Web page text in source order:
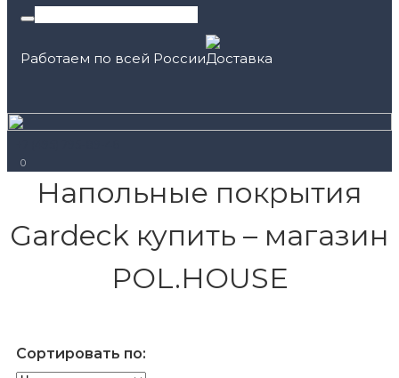
Работаем по всей России
0
Напольные покрытия
Gardeck купить – магазин
POL.HOUSE
Сортировать по: